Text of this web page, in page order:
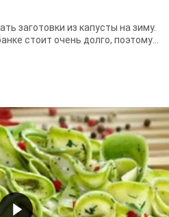
заготовки из капусты на зиму.
стоит очень долго, поэтому
...